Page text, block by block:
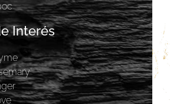
Interés